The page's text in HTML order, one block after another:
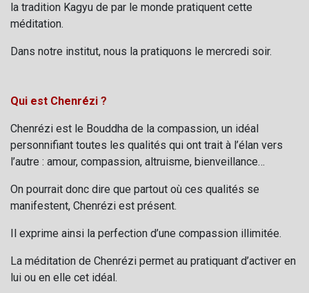
la tradition Kagyu de par le monde pratiquent cette
méditation.
Dans notre institut, nous la pratiquons le mercredi soir.
Qui est Chenrézi ?
Chenrézi est le Bouddha de la compassion, un idéal
personnifiant toutes les qualités qui ont trait à l’élan vers
l’autre : amour, compassion, altruisme, bienveillance…
On pourrait donc dire que partout où ces qualités se
manifestent, Chenrézi est présent.
Il exprime ainsi la perfection d’une compassion illimitée.
La méditation de Chenrézi permet au pratiquant d’activer en
lui ou en elle cet idéal.